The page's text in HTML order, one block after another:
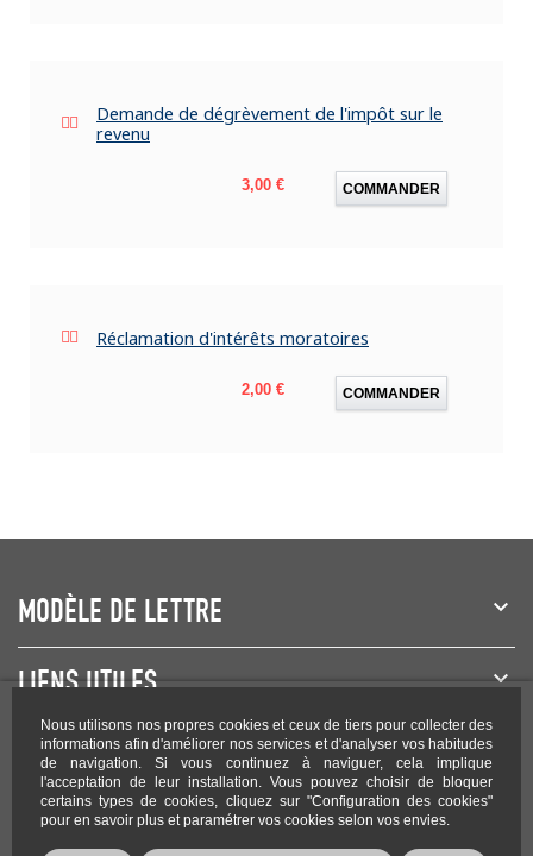
Nous utilisons nos propres cookies et ceux de tiers pour collecter des
informations afin d'améliorer nos services et d'analyser vos habitudes
de navigation. Si vous continuez à naviguer, cela implique
l'acceptation de leur installation. Vous pouvez choisir de bloquer
certains types de cookies, cliquez sur "Configuration des cookies"
pour en savoir plus et paramétrer vos cookies selon vos envies.
Demande de dégrèvement de l'impôt sur le
revenu
Prix
3,00 € COMMANDER
Réclamation d'intérêts moratoires
Prix
2,00 € COMMANDER
MODÈLE DE LETTRE
LIENS UTILES
NEWSLETTER